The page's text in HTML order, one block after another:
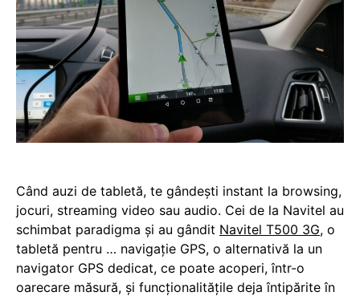
Când auzi de tabletă, te gândești instant la browsing,
jocuri, streaming video sau audio. Cei de la Navitel au
schimbat paradigma și au gândit Navitel T500 3G, o
tabletă pentru … navigație GPS, o alternativă la un
navigator GPS dedicat, ce poate acoperi, într-o
oarecare măsură, și funcționalitățile deja întipărite în